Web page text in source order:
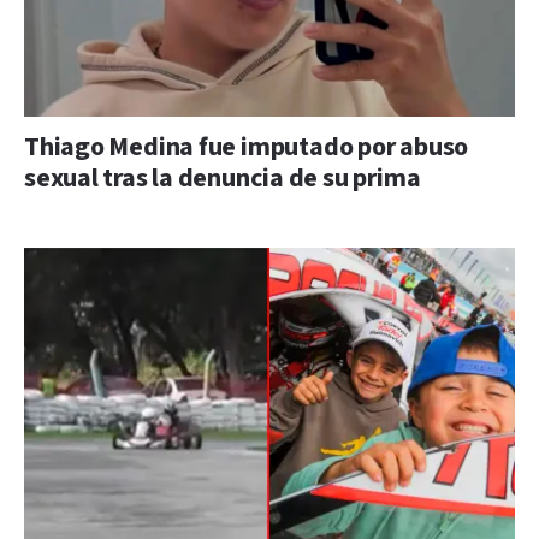
Thiago Medina fue imputado por abuso
sexual tras la denuncia de su prima